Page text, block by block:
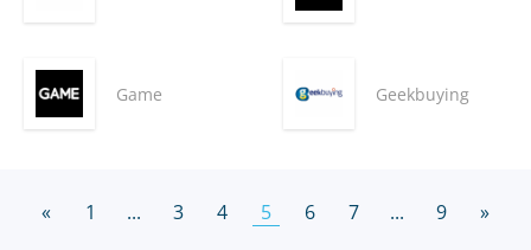
Game Geekbuying
« 1 ... 3 4 5 6 7 ... 9 »